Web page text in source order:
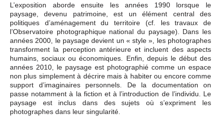
L’exposition aborde ensuite les années 1990 lorsque le
paysage, devenu patrimoine, est un élément central des
politiques d’aménagement du territoire (cf. les travaux de
l’Observatoire photographique national du paysage). Dans les
années 2000, le paysage devient un « style », les photographes
transforment la perception antérieure et incluent des aspects
humains, sociaux ou économiques. Enfin, depuis le début des
années 2010, le paysage est photographié comme un espace
non plus simplement à décrire mais à habiter ou encore comme
support d’imaginaires personnels. De la documentation on
passe notamment à la fiction et à l’introduction de l’individu. Le
paysage est inclus dans des sujets où s’expriment les
photographes dans leur singularité.